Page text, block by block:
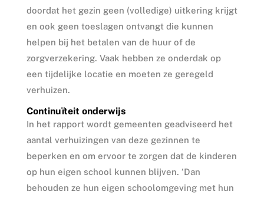
doordat het gezin geen (volledige) uitkering krijgt
en ook geen toeslagen ontvangt die kunnen
helpen bij het betalen van de huur of de
zorgverzekering. Vaak hebben ze onderdak op
een tijdelijke locatie en moeten ze geregeld
verhuizen.
Continuïteit onderwijs
In het rapport wordt gemeenten geadviseerd het
aantal verhuizingen van deze gezinnen te
beperken en om ervoor te zorgen dat de kinderen
op hun eigen school kunnen blijven. ‘Dan
behouden ze hun eigen schoolomgeving met hun